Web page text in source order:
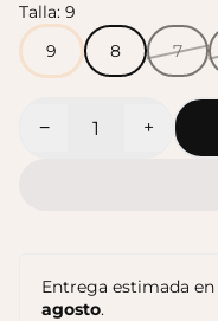
Talla: 9
9
8 7
Cantidad
− +
Entrega estimada en
agosto.
Sandalias Maui MC
$140.000